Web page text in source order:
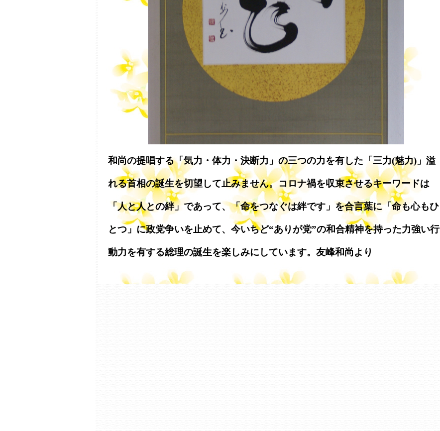
和尚の提唱する「気力・体力・決断力」の三つの力を有した「三力(魅力)」溢
れる首相の誕生を切望して止みません。コロナ禍を収束させるキーワードは
「人と人との絆」であって、「命をつなぐは絆です」を合言葉に「命も心もひ
とつ」に政党争いを止めて、今いちど“ありが党”の和合精神を持った力強い行
動力を有する総理の誕生を楽しみにしています。友峰和尚より